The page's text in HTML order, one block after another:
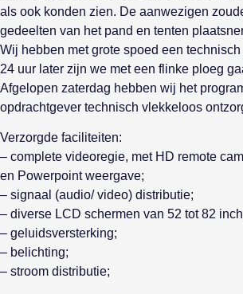
als ook konden zien. De aanwezigen
gedeelten van het pand en tenten
Wij hebben met grote spoed een
24 uur later zijn we met een flinke ploeg
Afgelopen zaterdag hebben wij het
opdrachtgever technisch vlekkeloos
Verzorgde faciliteiten:
– complete videoregie, met HD remote
en Powerpoint weergave;
– signaal (audio/ video) distributie;
– diverse LCD schermen van 52 tot 82
– geluidsversterking;
– belichting;
– stroom distributie;